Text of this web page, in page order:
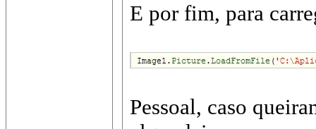
E por fim, para
Pessoal, caso